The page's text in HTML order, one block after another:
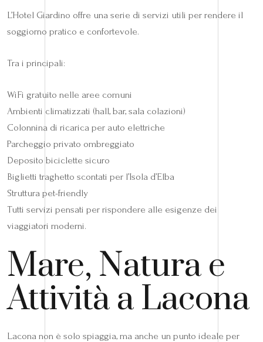
L’Hotel Giardino offre una serie di servizi utili per rendere il
soggiorno pratico e confortevole.
Tra i principali:
WiFi gratuito nelle aree comuni
Ambienti climatizzati (hall, bar, sala colazioni)
Colonnina di ricarica per auto elettriche
Parcheggio privato ombreggiato
Deposito biciclette sicuro
Biglietti traghetto scontati per l’Isola d’Elba
Struttura pet-friendly
Tutti servizi pensati per rispondere alle esigenze dei
viaggiatori moderni.
Mare, Natura e
Attività a Lacona
Lacona non è solo spiaggia, ma anche un punto ideale per